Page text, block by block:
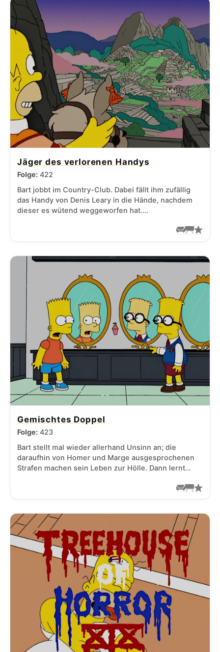
Jäger des verlorenen Handys
Folge: 422
Bart jobbt im Country-Club. Dabei fällt ihm zufällig
das Handy von Denis Leary in die Hände, nachdem
dieser es wütend weggeworfen hat.…
Gemischtes Doppel
Folge: 423
Bart stellt mal wieder allerhand Unsinn an; die
daraufhin von Homer und Marge ausgesprochenen
Strafen machen sein Leben zur Hölle. Dann lernt…